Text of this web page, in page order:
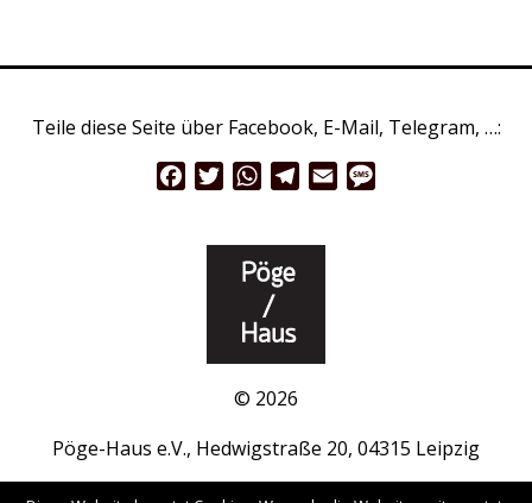
Teile diese Seite über Facebook, E-Mail, Telegram, …:
FacebookTwitterWhatsApp
Telegram
Email
© 2026
Pöge-Haus e.V., Hedwigstraße 20, 04315 Leipzig